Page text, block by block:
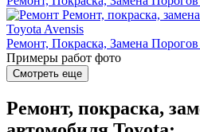
Ремонт, Покраска, Замена
Примеры работ фото
Смотреть еще
Ремонт, покраска,